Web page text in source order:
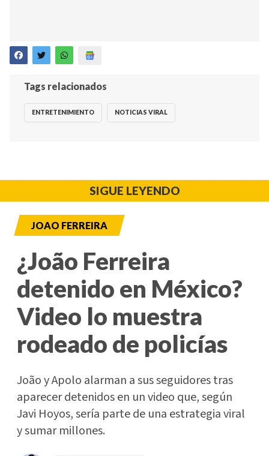
Tags relacionados
ENTRETENIMIENTO NOTICIAS VIRAL
SIGUE LEYENDO
JOAO FERREIRA
¿João Ferreira
detenido en México?
Video lo muestra
rodeado de policías
João y Apolo alarman a sus seguidores tras
aparecer detenidos en un video que, según
Javi Hoyos, sería parte de una estrategia viral
y sumar millones.